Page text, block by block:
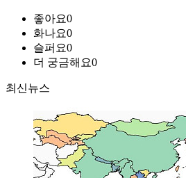
좋아요0
화나요0
슬퍼요0
더 궁금해요0
최신뉴스